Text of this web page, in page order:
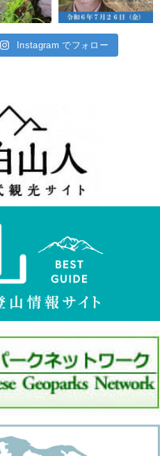
Instagram でフォロー